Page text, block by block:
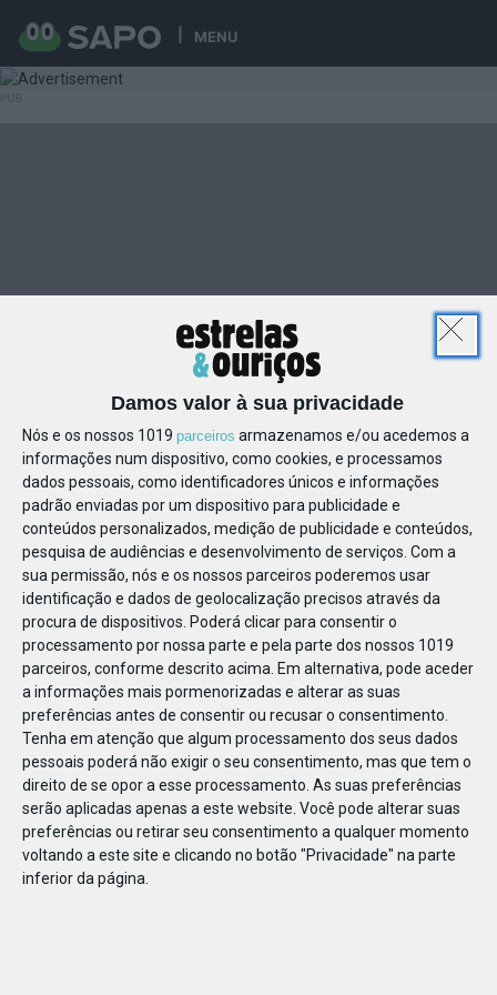
MENU
Damos valor à sua privacidade
Nós e os nossos 1019 parceiros armazenamos e/ou acedemos a
informações num dispositivo, como cookies, e processamos
dados pessoais, como identificadores únicos e informações
padrão enviadas por um dispositivo para publicidade e
conteúdos personalizados, medição de publicidade e conteúdos,
pesquisa de audiências e desenvolvimento de serviços. Com a
sua permissão, nós e os nossos parceiros poderemos usar
identificação e dados de geolocalização precisos através da
procura de dispositivos. Poderá clicar para consentir o
processamento por nossa parte e pela parte dos nossos 1019
parceiros, conforme descrito acima. Em alternativa, pode aceder
a informações mais pormenorizadas e alterar as suas
preferências antes de consentir ou recusar o consentimento.
Tenha em atenção que algum processamento dos seus dados
pessoais poderá não exigir o seu consentimento, mas que tem o
direito de se opor a esse processamento. As suas preferências
serão aplicadas apenas a este website. Você pode alterar suas
preferências ou retirar seu consentimento a qualquer momento
voltando a este site e clicando no botão "Privacidade" na parte
inferior da página.
507821308350826